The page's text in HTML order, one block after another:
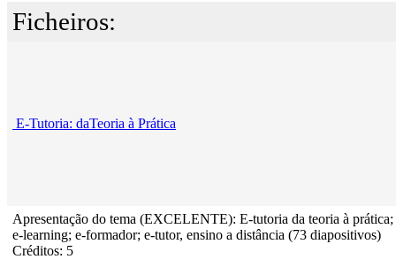
Ficheiros:
E-Tutoria: daTeoria à Prática
Apresentação do tema (EXCELENTE): E-tutoria da teoria à prática;
e-learning; e-formador; e-tutor, ensino a distância (73 diapositivos)
Créditos: 5